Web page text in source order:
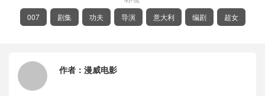
007 剧集 功夫 导演 意大利 编剧 超女
作者： 漫威电影